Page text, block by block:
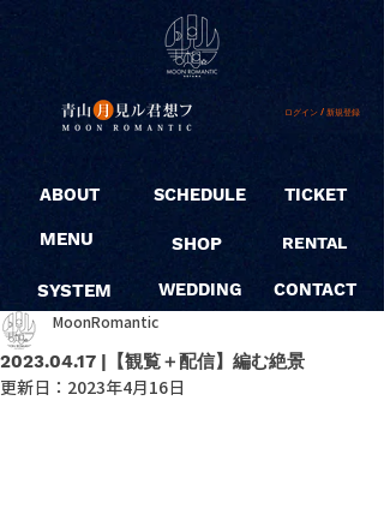
ログイン / 新規登録
ABOUT
MENU
SYSTEM
SCHEDULE
SHOP
WEDDING
TICKET
RENTAL
CONTACT
2023.04.17 |【観覧＋配信】編む絶景
MoonRomantic
更新日： 2023年4月16日